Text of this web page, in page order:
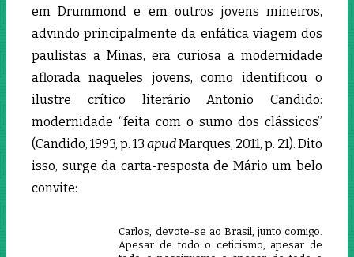
em Drummond e em outros jovens mineiros,
advindo principalmente da enfática viagem dos
paulistas a Minas, era curiosa a modernidade
aflorada naqueles jovens, como identificou o
ilustre crítico literário Antonio Candido:
modernidade “feita com o sumo dos clássicos”
(Candido, 1993, p. 13 apudMarques, 2011, p. 21). Dito
isso, surge da carta-resposta de Mário um belo
convite:
Carlos, devote-se ao Brasil, junto comigo.
Apesar de todo o ceticismo, apesar de